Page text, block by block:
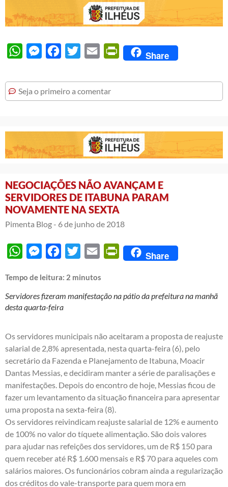
WhatsAppMessengerFacebook
Twitter Email PrintFriendly
Share
Seja o primeiro a comentar
NEGOCIAÇÕES NÃO AVANÇAM E
SERVIDORES DE ITABUNA PARAM
NOVAMENTE NA SEXTA
Pimenta Blog - 6 de junho de 2018
WhatsAppMessengerFacebook
Twitter Email PrintFriendly
Share
Tempo de leitura: 2 minutos
Servidores fizeram manifestação na pátio da prefeitura na manhã
desta quarta-feira
Os servidores municipais não aceitaram a proposta de reajuste
salarial de 2,8% apresentada, nesta quarta-feira (6), pelo
secretário da Fazenda e Planejamento de Itabuna, Moacir
Dantas Messias, e decidiram manter a série de paralisações e
manifestações. Depois do encontro de hoje, Messias ficou de
fazer um levantamento da situação financeira para apresentar
uma proposta na sexta-feira (8).
Os servidores reivindicam reajuste salarial de 12% e aumento
de 100% no valor do tíquete alimentação. São dois valores
para ajudar nas refeições dos servidores, um de R$ 150 para
quem receber até R$ 1.600 mensais e R$ 70 para aqueles com
salários maiores. Os funcionários cobram ainda a regularização
dos créditos do vale-transporte para quem mora em